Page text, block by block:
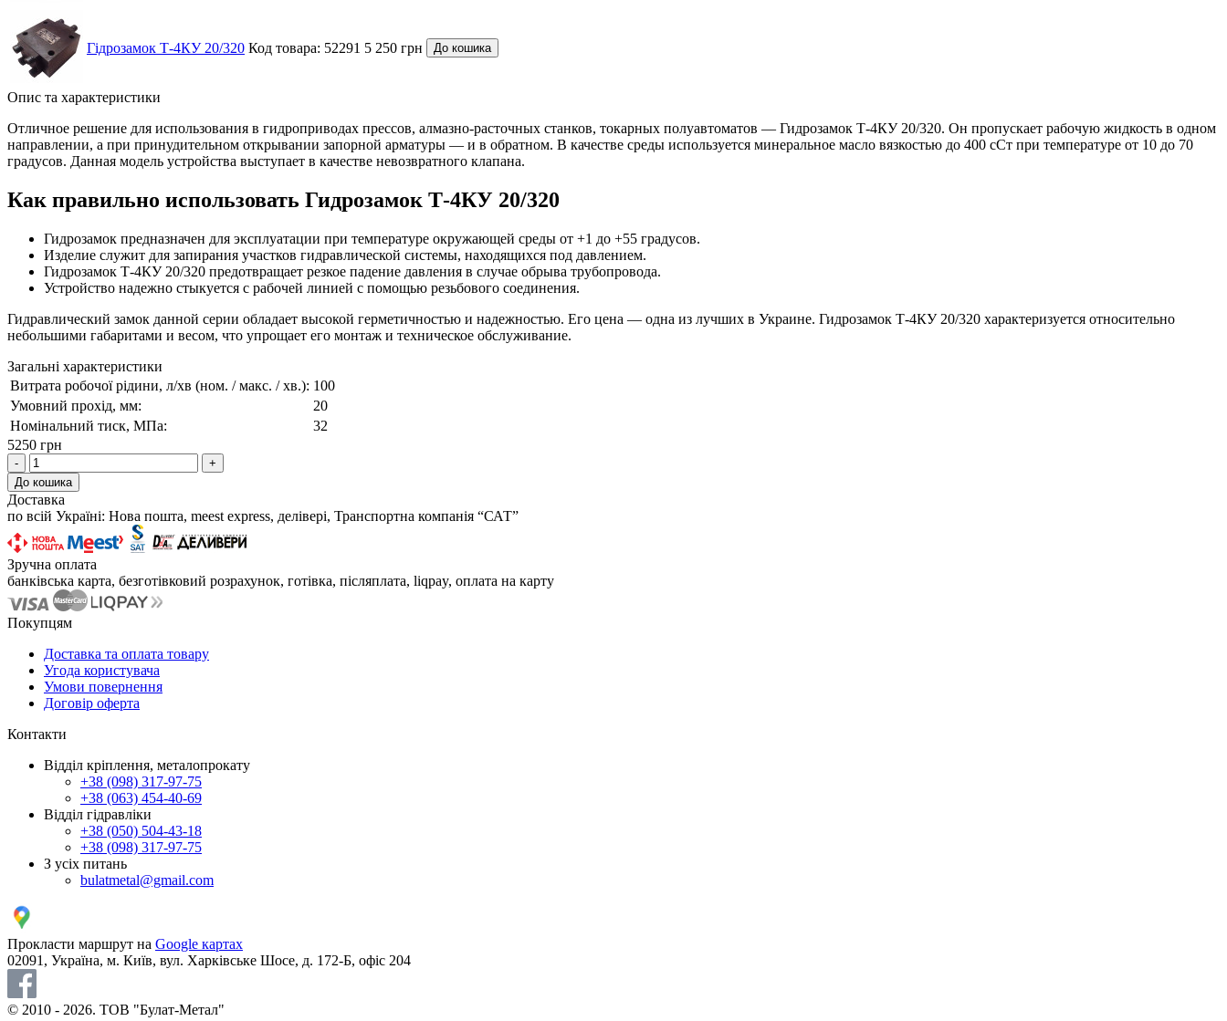
Гідрозамок Т-4КУ 20/320 Код товара: 52291 5 250 грн До кошика
Опис та характеристики
Отличное решение для использования в гидроприводах прессов, алмазно-расточных станков, токарных полуавтоматов — Гидрозамок Т-4КУ 20/320. Он пропускает рабочую жидкость в одном
направлении, а при принудительном открывании запорной арматуры — и в обратном. В качестве среды используется минеральное масло вязкостью до 400 сСт при температуре от 10 до 70
градусов. Данная модель устройства выступает в качестве невозвратного клапана.
Как правильно использовать Гидрозамок Т-4КУ 20/320
Гидрозамок предназначен для эксплуатации при температуре окружающей среды от +1 до +55 градусов.
Изделие служит для запирания участков гидравлической системы, находящихся под давлением.
Гидрозамок Т-4КУ 20/320 предотвращает резкое падение давления в случае обрыва трубопровода.
Устройство надежно стыкуется с рабочей линией с помощью резьбового соединения.
Гидравлический замок данной серии обладает высокой герметичностью и надежностью. Его цена — одна из лучших в Украине. Гидрозамок Т-4КУ 20/320 характеризуется относительно
небольшими габаритами и весом, что упрощает его монтаж и техническое обслуживание.
Загальні характеристики
Витрата робочої рідини, л/хв (ном. / макс. / хв.): 100
Умовний прохід, мм:
20
Номінальний тиск, МПа:
32
5250 грн
-
+
До кошика
Доставка
по всій Україні: Нова пошта, meest express, делівері, Транспортна компанія “САТ”
Зручна оплата
банківська карта, безготівковий розрахунок, готівка, післяплата, liqpay, оплата на карту
Покупцям
Доставка та оплата товару
Угода користувача
Умови повернення
Договір оферта
Контакти
Відділ кріплення, металопрокату
+38 (098) 317-97-75
+38 (063) 454-40-69
Відділ гідравліки
+38 (050) 504-43-18
+38 (098) 317-97-75
З усіх питань
bulatmetal@gmail.com
Прокласти маршрут на Google картах
02091, Україна, м. Київ, вул. Харківське Шосе, д. 172-Б, офіс 204
© 2010 - 2026. ТОВ "Булат-Метал"